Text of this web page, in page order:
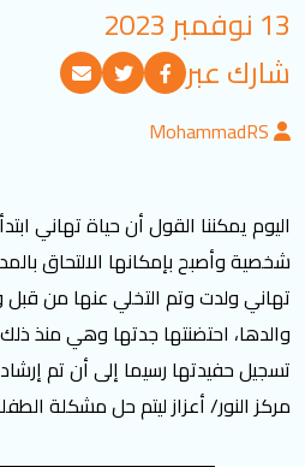
تسجيل
13 نوفمبر 2023
شارك عبر
MohammadRS
اليوم يمكننا القول أن حياة تهاني
شخصية وأصبح بإمكانها الالتحاق
تهاني ولدت وتم التخلي عنها من قبل
والدها، احتضنتها جدتها وهي منذ
تسجيل حفيدتها رسيما إلى أن تم
مركز النور/ أعزاز ليتم حل مشكلة